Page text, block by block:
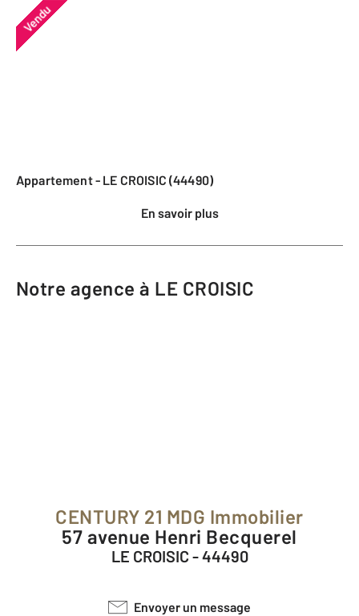
Vendu
Appartement - LE CROISIC (44490)
En savoir plus
Notre agence à LE CROISIC
CENTURY 21 MDG Immobilier
57 avenue Henri Becquerel
LE CROISIC - 44490
Envoyer un message